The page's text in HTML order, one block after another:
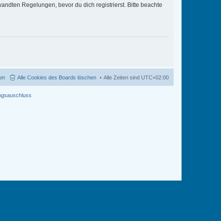
Regelungen, bevor du dich registrierst. Bitte beachte
Alle Zeiten sind UTC+02:00
Alle Cookies des Boards löschen